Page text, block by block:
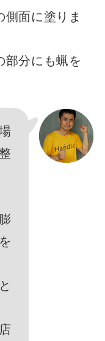
面に塗りま
部分にも蝋を